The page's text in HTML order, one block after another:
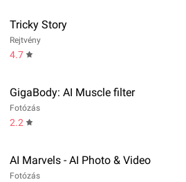
Tricky Story
Rejtvény
4.7
GigaBody: AI Muscle filter
Fotózás
2.2
AI Marvels - AI Photo & Video
Fotózás